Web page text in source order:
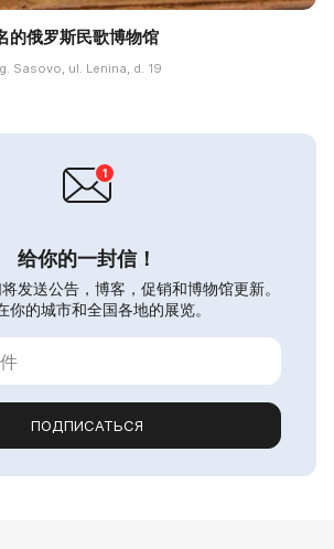
的俄罗斯民歌博物馆
Sasovo, ul. Lenina, d. 19
给你的一封信！
发送公告，博客，促销和博物馆更新。
你的城市和全国各地的展览。
ПОДПИСАТЬСЯ